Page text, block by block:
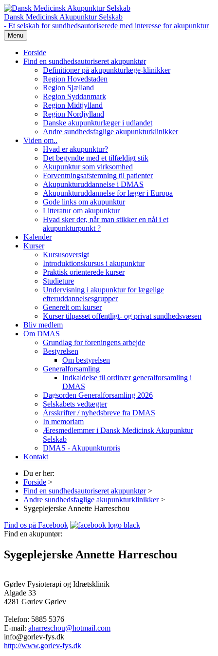
Dansk Medicinsk Akupunktur Selskab
- Et selskab for sundhedsautoriserede med interesse for akupunktur
Menu
Forside
Find en sundhedsautoriseret akupunktør
Definitioner på akupunkturlæge-klinikker
Region Hovedstaden
Region Sjælland
Region Syddanmark
Region Midtjylland
Region Nordjylland
Danske akupunkturlæger i udlandet
Andre sundhedsfaglige akupunkturklinikker
Viden om..
Hvad er akupunktur?
Det begyndte med et tilfældigt stik
Akupunktur som virksomhed
Forventningsafstemning til patienter
Akupunkturuddannelse i DMAS
Akupunkturuddannelse for læger i Europa
Gode links om akupunktur
Litteratur om akupunktur
Hvad sker der, når man stikker en nål i et
akupunkturpunkt ?
Kalender
Kurser
Kursusoversigt
Introduktionskursus i akupunktur
Praktisk orienterede kurser
Studieture
Undervisning i akupunktur for lægelige
efteruddannelsesgrupper
Generelt om kurser
Kurser tilpasset offentligt- og privat sundhedsvæsen
Bliv medlem
Om DMAS
Grundlag for foreningens arbejde
Bestyrelsen
Om bestyrelsen
Generalforsamling
Indkaldelse til ordinær generalforsamling i
DMAS
Dagsorden Generalforsamling 2026
Selskabets vedtægter
Årsskrifter / nyhedsbreve fra DMAS
In memoriam
Æresmedlemmer i Dansk Medicinsk Akupunktur
Selskab
DMAS - Akupunkturpris
Kontakt
Du er her:
Forside >
Find en sundhedsautoriseret akupunktør >
Andre sundhedsfaglige akupunkturklinikker >
Sygeplejerske Annette Harreschou
Find os på Facebook
Find en akupuntør:
Sygeplejerske Annette Harreschou
Gørlev Fysioterapi og Idrætsklinik
Algade 33
4281 Gørlev Gørlev
Telefon: 5885 5376
E-mail: aharreschou@hotmail.com
info@gorlev-fys.dk
http://www.gorlev-fys.dk